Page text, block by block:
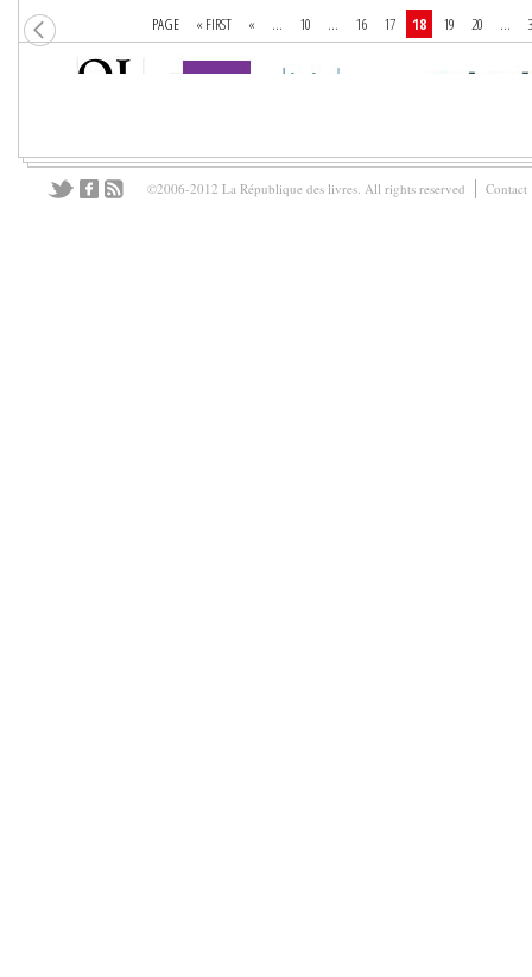
PAGE « FIRST « ... 10 ... 16 17 18 19 20 ...
©2006-2012 La République des livres. All rights reserved Contact